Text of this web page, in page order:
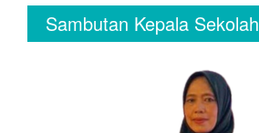
Sambutan Kepala Sekolah